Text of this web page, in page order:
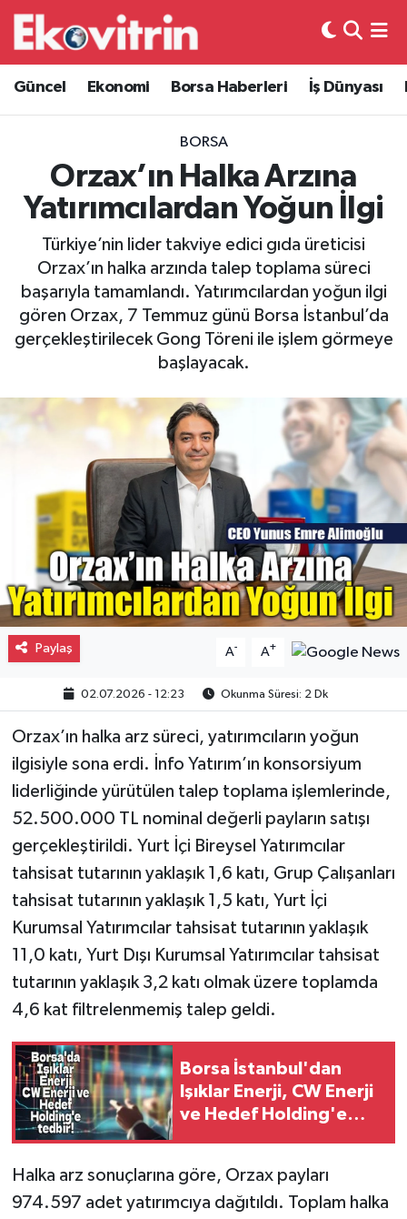
Güncel Ekonomi Borsa Haberleri İş Dünyası
BORSA
Orzax’ın Halka Arzına
Yatırımcılardan Yoğun İlgi
Türkiye’nin lider takviye edici gıda üreticisi
Orzax’ın halka arzında talep toplama süreci
başarıyla tamamlandı. Yatırımcılardan yoğun ilgi
gören Orzax, 7 Temmuz günü Borsa İstanbul’da
gerçekleştirilecek Gong Töreni ile işlem görmeye
başlayacak.
Paylaş A- A+
02.07.2026 - 12:23 Okunma Süresi: 2 Dk
Orzax’ın halka arz süreci, yatırımcıların yoğun
ilgisiyle sona erdi. İnfo Yatırım’ın konsorsiyum
liderliğinde yürütülen talep toplama işlemlerinde,
52.500.000 TL nominal değerli payların satışı
gerçekleştirildi. Yurt İçi Bireysel Yatırımcılar
tahsisat tutarının yaklaşık 1,6 katı, Grup Çalışanları
tahsisat tutarının yaklaşık 1,5 katı, Yurt İçi
Kurumsal Yatırımcılar tahsisat tutarının yaklaşık
11,0 katı, Yurt Dışı Kurumsal Yatırımcılar tahsisat
tutarının yaklaşık 3,2 katı olmak üzere toplamda
4,6 kat filtrelenmemiş talep geldi.
Borsa İstanbul'dan
Işıklar Enerji, CW Enerji
ve Hedef Holding'e
Halka arz sonuçlarına göre, Orzax payları
974.597 adet yatırımcıya dağıtıldı. Toplam halka
Güncel
Ekonomi
Borsa Haberleri
İş Dünyası
Lojistik
Otovitrin
Asayiş
Gayrimenkul
Spor
Eğitim
Hava Durumu
Trafik Durumu
Süper Lig Puan Durumu ve Fikstür
Tüm Manşetler
Son Dakika Haberleri
Haber Arşivi